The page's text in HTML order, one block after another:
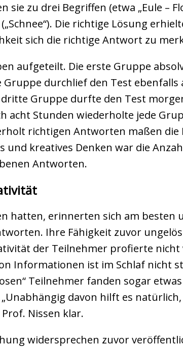
zu drei Begriffen (etwa „Eule –
Die richtige Lösung
sich die richtige Antwort zu
aufgeteilt. Die erste Gruppe
durchlief den Test
Gruppe durfte den Test
acht Stunden wiederholte jede
richtigen Antworten maßen die
kreatives Denken war die
Antworten.
hatten, erinnerten sich am besten
Ihre Fähigkeit zuvor
der Teilnehmer profierte nicht
Informationen ist im Schlaf nicht
Teilnehmer fanden sogar
davon hilft es natürlich,
Prof. Nissen klar.
widersprechen zuvor